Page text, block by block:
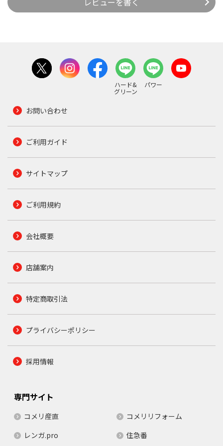
ハード&
グリーン
パワー
お問い合わせ
ご利用ガイド
サイトマップ
ご利用規約
会社概要
店舗案内
特定商取引法
プライバシーポリシー
採用情報
専門サイト
コメリ産直
コメリリフォーム
レンガ.pro
住急番